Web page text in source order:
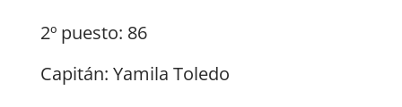
2º puesto: 86
Capitán: Yamila Toledo